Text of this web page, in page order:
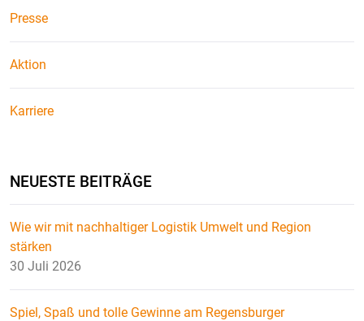
Presse
Aktion
Karriere
NEUESTE BEITRÄGE
Wie wir mit nachhaltiger Logistik Umwelt und Region
stärken
30 Juli 2026
Spiel, Spaß und tolle Gewinne am Regensburger